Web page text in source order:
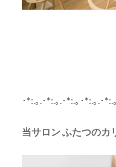
･*:.｡.･*:.｡.･*:.｡･*:.｡.･
当サロン ふたつのカ